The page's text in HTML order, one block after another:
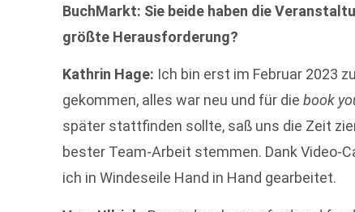
BuchMarkt: Sie beide haben die
größte Herausforderung?
Kathrin Hage: Ich bin erst im Februar 2023
gekommen, alles war neu und für diebook
später stattfinden sollte, saß uns die Zeit
bester Team-Arbeit stemmen. Dank Video-
ich in Windeseile Hand in Hand gearbeitet.